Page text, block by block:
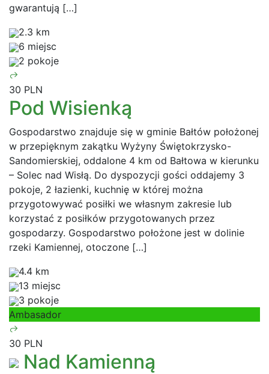
gwarantują […]
2.3 km
6 miejsc
2 pokoje
30 PLN
Pod Wisienką
Gospodarstwo znajduje się w gminie Bałtów położonej
w przepięknym zakątku Wyżyny Świętokrzysko-
Sandomierskiej, oddalone 4 km od Bałtowa w kierunku
– Solec nad Wisłą. Do dyspozycji gości oddajemy 3
pokoje, 2 łazienki, kuchnię w której można
przygotowywać posiłki we własnym zakresie lub
korzystać z posiłków przygotowanych przez
gospodarzy. Gospodarstwo położone jest w dolinie
rzeki Kamiennej, otoczone […]
4.4 km
13 miejsc
3 pokoje
Ambasador
30 PLN
Nad Kamienną